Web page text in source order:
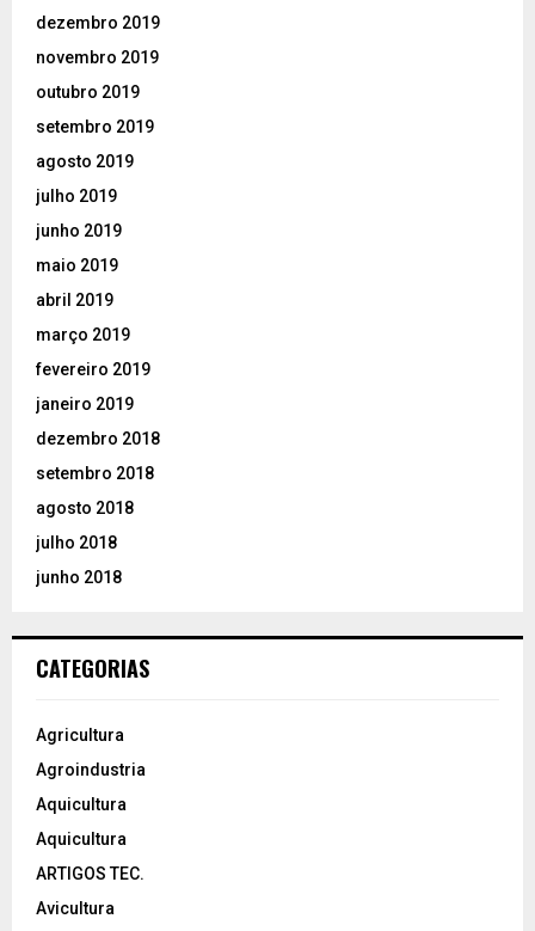
dezembro 2019
novembro 2019
outubro 2019
setembro 2019
agosto 2019
julho 2019
junho 2019
maio 2019
abril 2019
março 2019
fevereiro 2019
janeiro 2019
dezembro 2018
setembro 2018
agosto 2018
julho 2018
junho 2018
CATEGORIAS
Agricultura
Agroindustria
Aquicultura
Aquicultura
ARTIGOS TEC.
Avicultura